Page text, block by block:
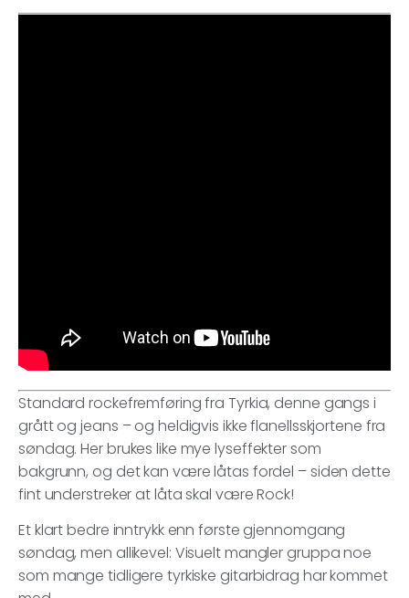
Standard rockefremføring fra Tyrkia, denne gangs i
grått og jeans – og heldigvis ikke flanellsskjortene fra
søndag. Her brukes like mye lyseffekter som
bakgrunn, og det kan være låtas fordel – siden dette
fint understreker at låta skal være Rock!
Et klart bedre inntrykk enn første gjennomgang
søndag, men allikevel: Visuelt mangler gruppa noe
som mange tidligere tyrkiske gitarbidrag har kommet